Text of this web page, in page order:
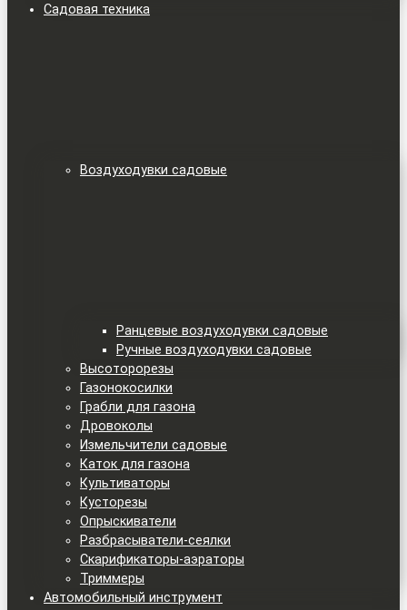
Садовая техника
Воздуходувки садовые
Ранцевые воздуходувки садовые
Ручные воздуходувки садовые
Высоторорезы
Газонокосилки
Грабли для газона
Дровоколы
Измельчители садовые
Каток для газона
Культиваторы
Кусторезы
Опрыскиватели
Разбрасыватели-сеялки
Скарификаторы-аэраторы
Триммеры
Автомобильный инструмент